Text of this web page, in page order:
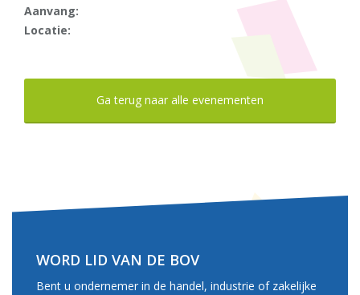
Aanvang:
Locatie:
Ga terug naar alle evenementen
WORD LID VAN DE BOV
Bent u ondernemer in de handel, industrie of zakelijke